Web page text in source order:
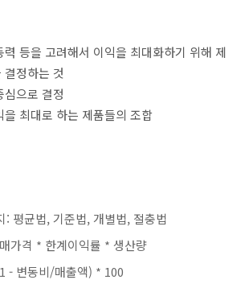
등을 고려해서 이익을 최대화하기 위해 제
정하는 것
심으로 결정
을 최대로 하는 제품들의 조합
: 평균법, 기준법, 개별법, 절충법
가격 * 한계이익률 * 생산량
- 변동비/매출액) * 100